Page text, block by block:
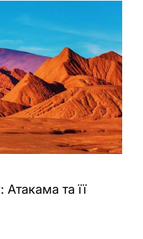
Атакама та її